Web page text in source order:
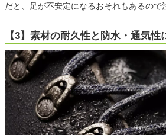
だと、足が不安定になるおそれもあるので
【3】素材の耐久性と防水・通気性